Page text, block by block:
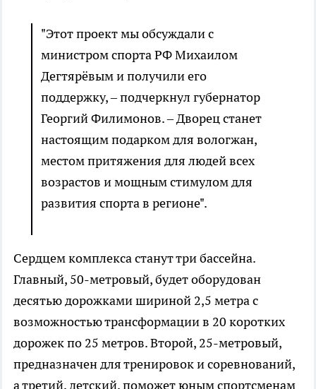
"Этот проект мы обсуждали с
министром спорта РФ Михаилом
Дегтярёвым и получили его
поддержку, – подчеркнул губернатор
Георгий Филимонов. – Дворец станет
настоящим подарком для вологжан,
местом притяжения для людей всех
возрастов и мощным стимулом для
развития спорта в регионе".
Сердцем комплекса станут три бассейна.
Главный, 50-метровый, будет оборудован
десятью дорожками шириной 2,5 метра с
возможностью трансформации в 20 коротких
дорожек по 25 метров. Второй, 25-метровый,
предназначен для тренировок и соревнований,
а третий, детский, поможет юным спортсменам